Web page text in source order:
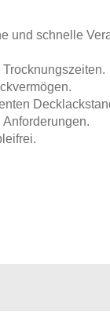
und schnelle